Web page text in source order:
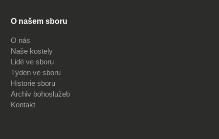
O našem sboru
O nás
Naše kostely
Lidé ve sboru
Týden ve sboru
Historie sboru
Archiv bohoslužeb
Kontakt